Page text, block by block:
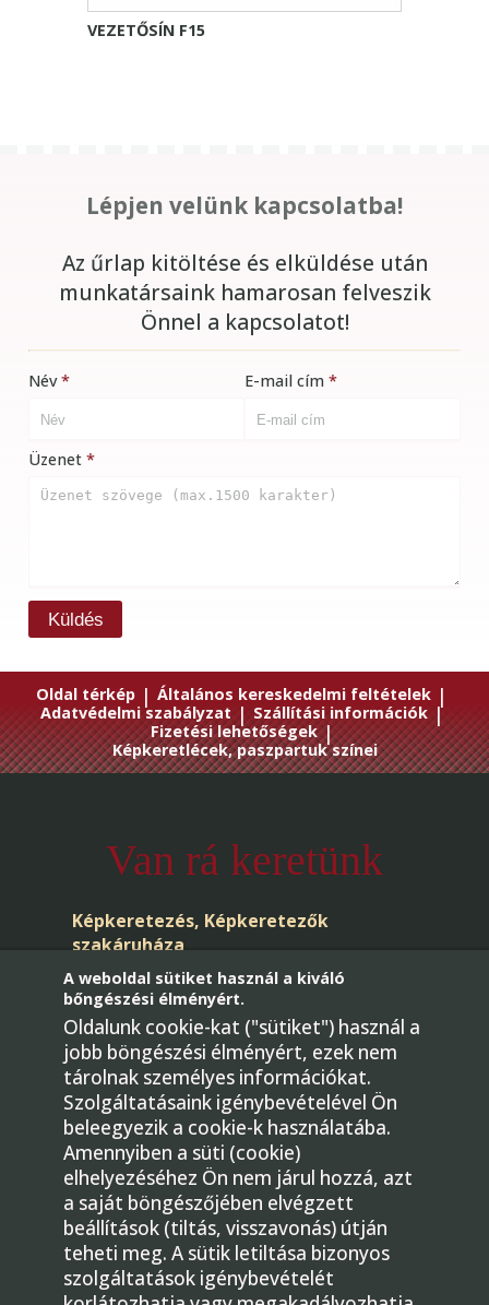
VEZETŐSÍN F15
Lépjen velünk kapcsolatba!
Az űrlap kitöltése és elküldése után
munkatársaink hamarosan felveszik
Önnel a kapcsolatot!
Név E-mail cím
Üzenet
Küldés
Oldal térkép | Általános kereskedelmi feltételek |
Adatvédelmi szabályzat | Szállítási információk |
Fizetési lehetőségek |
Képkeretlécek, paszpartuk színei
Van rá keretünk
Képkeretezés, Képkeretezők
szakáruháza
Telefon: +36-30/436-4181
E-mail:
megrendeles@gmkepkeretezok.hu
1224 Budapest, Bartók Béla út 31.
Facebook
A weboldal sütiket használ a kiváló
bőngészési élményért.
Oldalunk cookie-kat ("sütiket") használ a
jobb böngészési élményért, ezek nem
tárolnak személyes információkat.
Szolgáltatásaink igénybevételével Ön
beleegyezik a cookie-k használatába.
Amennyiben a süti (cookie)
elhelyezéséhez Ön nem járul hozzá, azt
a saját böngészőjében elvégzett
beállítások (tiltás, visszavonás) útján
teheti meg. A sütik letiltása bizonyos
szolgáltatások igénybevételét